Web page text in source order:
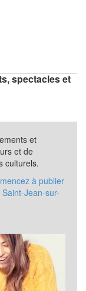
spectacles et
et
et de
culturels.
à publier
Jean-sur-